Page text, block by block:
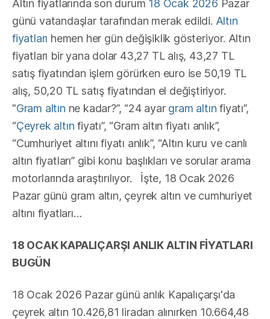
Altın fiyatlarında son durum 18 Ocak 2026 Pazar
günü vatandaşlar tarafından merak edildi. Altın
fiyatları hemen her gün değişiklik gösteriyor. Altın
fiyatları bir yana dolar 43,27 TL alış, 43,27 TL
satış fiyatından işlem görürken euro ise 50,19 TL
alış, 50,20 TL satış fiyatından el değiştiriyor.
"Gram altın ne kadar?”, “24 ayar gram altın fiyatı”,
“Çeyrek altın fiyatı”, “Gram altın fiyatı anlık”,
“Cumhuriyet altını fiyatı anlık”, “Altın kuru ve canlı
altın fiyatları” gibi konu başlıkları ve sorular arama
motorlarında araştırılıyor. İşte, 18 Ocak 2026
Pazar günü gram altın, çeyrek altın ve cumhuriyet
altını fiyatları…
18 OCAK KAPALIÇARŞI ANLIK ALTIN FİYATLARI
BUGÜN
18 Ocak 2026 Pazar günü anlık Kapalıçarşı'da
çeyrek altın 10.426,81 liradan alınırken 10.664,48